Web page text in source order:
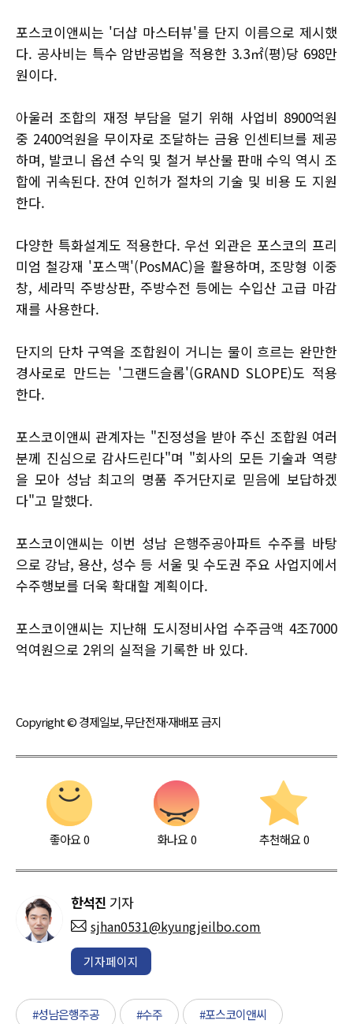
포스코이앤씨는 '더샵 마스터뷰'를 단지 이름으로 제시했
다. 공사비는 특수 암반공법을 적용한 3.3㎡(평)당 698만
원이다.
아울러 조합의 재정 부담을 덜기 위해 사업비 8900억원
중 2400억원을 무이자로 조달하는 금융 인센티브를 제공
하며, 발코니 옵션 수익 및 철거 부산물 판매 수익 역시 조
합에 귀속된다. 잔여 인허가 절차의 기술 및 비용 도 지원
한다.
다양한 특화설계도 적용한다. 우선 외관은 포스코의 프리
미엄 철강재 '포스맥'(PosMAC)을 활용하며, 조망형 이중
창, 세라믹 주방상판, 주방수전 등에는 수입산 고급 마감
재를 사용한다.
단지의 단차 구역을 조합원이 거니는 물이 흐르는 완만한
경사로로 만드는 '그랜드슬롭'(GRAND SLOPE)도 적용
한다.
포스코이앤씨 관계자는 "진정성을 받아 주신 조합원 여러
분께 진심으로 감사드린다"며 "회사의 모든 기술과 역량
을 모아 성남 최고의 명품 주거단지로 믿음에 보답하겠
다"고 말했다.
포스코이앤씨는 이번 성남 은행주공아파트 수주를 바탕
으로 강남, 용산, 성수 등 서울 및 수도권 주요 사업지에서
수주행보를 더욱 확대할 계획이다.
포스코이앤씨는 지난해 도시정비사업 수주금액 4조7000
억여원으로 2위의 실적을 기록한 바 있다.
Copyright © 경제일보, 무단전재·재배포 금지
좋아요0 화나요0 추천해요 0
한석진 기자
sjhan0531@kyungjeilbo.com
기자페이지
#성남은행주공 #수주 #포스코이앤씨